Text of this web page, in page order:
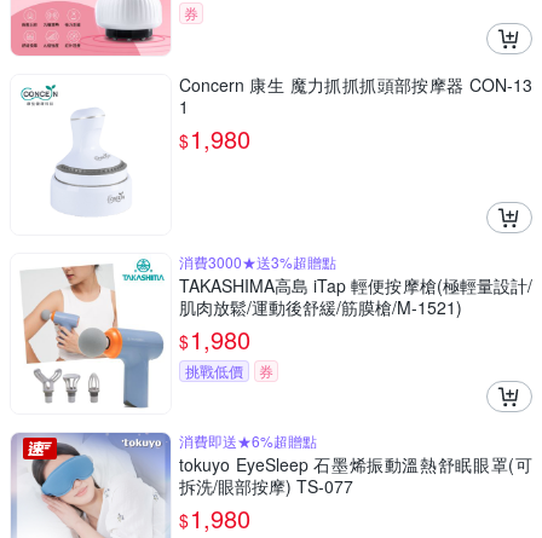
券
Concern 康生 魔力抓抓抓頭部按摩器 CON-13
1
$1,980
消費3000★送3%超贈點
TAKASHIMA高島 iTap 輕便按摩槍(極輕量設計/
肌肉放鬆/運動後舒緩/筋膜槍/M-1521)
$1,980
挑戰低價 券
消費即送★6%超贈點
tokuyo EyeSleep 石墨烯振動溫熱舒眠眼罩(可
拆洗/眼部按摩) TS-077
$1,980